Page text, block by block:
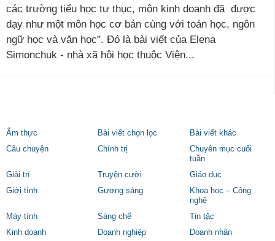
các trường tiểu học tư thục, môn kinh doanh đã được
dạy như một môn học cơ bản cùng với toán học, ngôn
ngữ học và văn học". Đó là bài viết của Elena
Simonchuk - nhà xã hội học thuộc Viện...
Ẩm thực Bài viết chọn lọc
Bài viết khác
Câu chuyện
Chính trị
Chuyên mục cuối
tuần
Giải trí
Truyện cười
Giáo dục
Giới tính
Gương sáng
Khoa học – Công
nghệ
Máy tính
Sáng chế
Tin tặc
Kinh doanh
Doanh nghiệp
Doanh nhân